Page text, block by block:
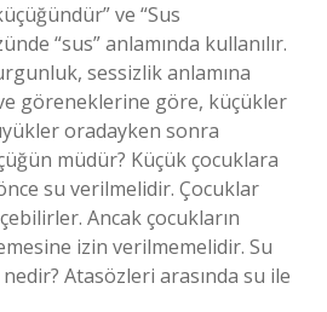
ve “Sus
“sus” anlamında kullanılır.
sessizlik anlamına
göreneklerine göre, küçükler
oradayken sonra
müdür? Küçük çocuklara
su verilmelidir. Çocuklar
Ancak çocukların
izin verilmemelidir. Su
Atasözleri arasında su ile